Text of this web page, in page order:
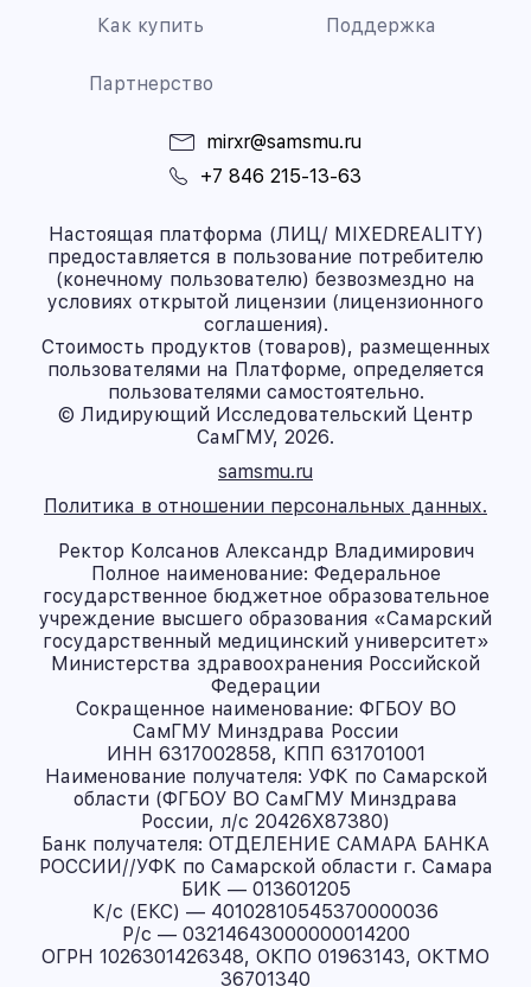
Как купить Поддержка
Партнерство
mirxr@samsmu.ru
+7 846 215-13-63
Настоящая платформа (ЛИЦ/ MIXEDREALITY)
предоставляется в пользование потребителю
(конечному пользователю) безвозмездно на
условиях открытой лицензии (лицензионного
соглашения).
Стоимость продуктов (товаров), размещенных
пользователями на Платформе, определяется
пользователями самостоятельно.
© Лидирующий Исследовательский Центр
СамГМУ, 2026.
samsmu.ru
Политика в отношении персональных данных.
Ректор Колсанов Александр Владимирович
Полное наименование: Федеральное
государственное бюджетное образовательное
учреждение высшего образования «Самарский
государственный медицинский университет»
Министерства здравоохранения Российской
Федерации
Сокращенное наименование: ФГБОУ ВО
СамГМУ Минздрава России
ИНН 6317002858, КПП 631701001
Наименование получателя: УФК по Самарской
области (ФГБОУ ВО СамГМУ Минздрава
России, л/с 20426X87380)
Банк получателя: ОТДЕЛЕНИЕ САМАРА БАНКА
РОССИИ//УФК по Самарской области г. Самара
БИК — 013601205
К/с (ЕКС) — 40102810545370000036
Р/с — 03214643000000014200
ОГРН 1026301426348, ОКПО 01963143, ОКТМО
36701340